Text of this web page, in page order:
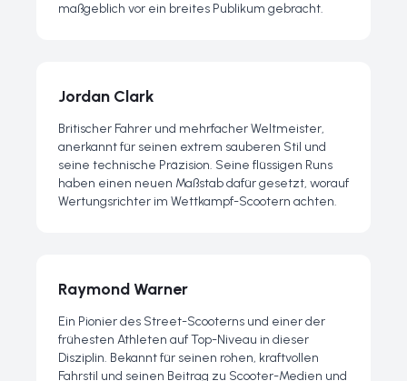
maßgeblich vor ein breites Publikum gebracht.
Jordan Clark
Britischer Fahrer und mehrfacher Weltmeister,
anerkannt für seinen extrem sauberen Stil und
seine technische Präzision. Seine flüssigen Runs
haben einen neuen Maßstab dafür gesetzt, worauf
Wertungsrichter im Wettkampf-Scootern achten.
Raymond Warner
Ein Pionier des Street-Scooterns und einer der
frühesten Athleten auf Top-Niveau in dieser
Disziplin. Bekannt für seinen rohen, kraftvollen
Fahrstil und seinen Beitrag zu Scooter-Medien und